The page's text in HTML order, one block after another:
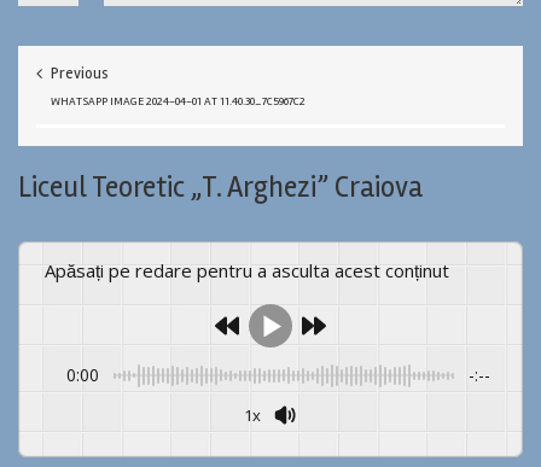
Previous
WHATSAPP IMAGE 2024-04-01 AT 11.40.30_7C5967C2
Liceul Teoretic „T. Arghezi” Craiova
Apăsați pe redare pentru a asculta acest conținut
0:00 -:--
1x